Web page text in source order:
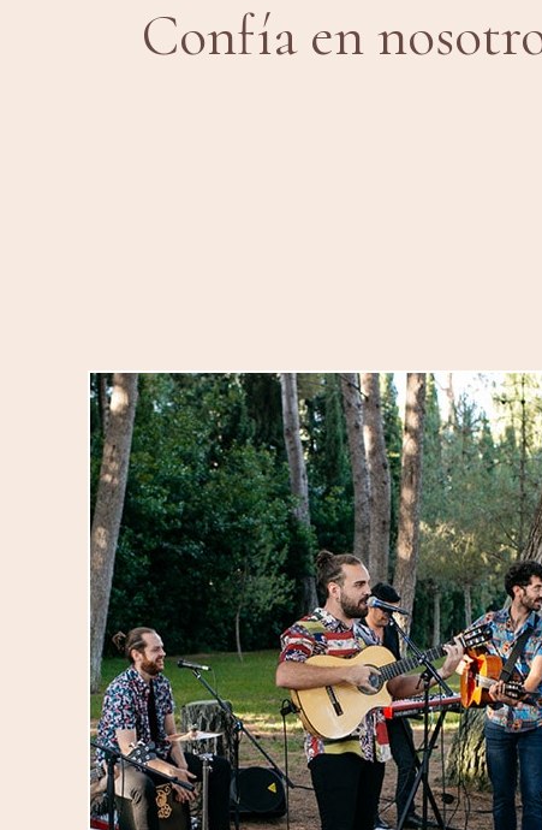
Confía en